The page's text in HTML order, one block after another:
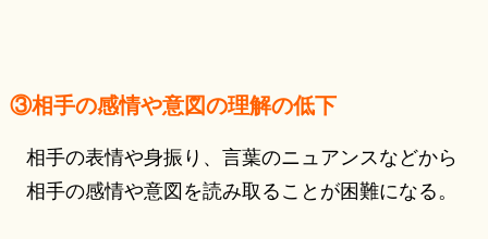
③相手の感情や意図の理解の低下
相手の表情や身振り、言葉のニュアンスなどから
相手の感情や意図を読み取ることが困難になる。